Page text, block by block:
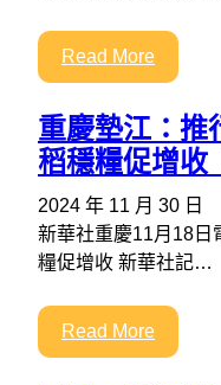
Read More
重慶墊江：推
稻穩糧促增收
2024 年 11 月 30 日
新華社重慶11月18日
糧促增收 新華社記…
Read More